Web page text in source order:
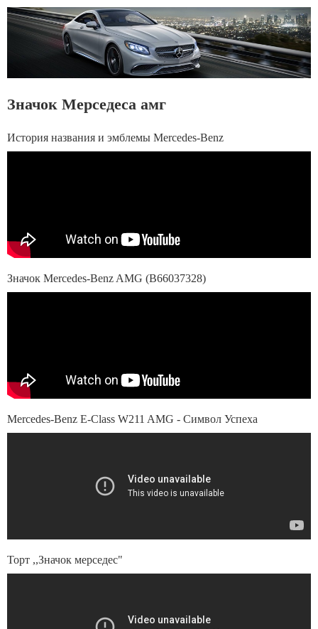
Значок Мерседеса амг
История названия и эмблемы Mercedes-Benz
Значок Mercedes-Benz AMG (B66037328)
Mercedes-Benz E-Class W211 AMG - Символ Успеха
Торт ,,Значок мерседес"